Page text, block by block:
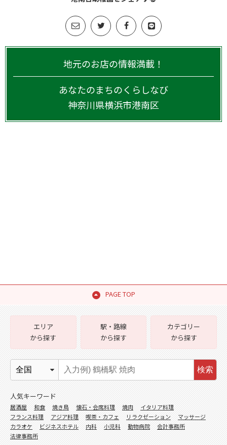
地元のお店の情報満載！
あなたのまちのくらしなび
神奈川県横浜市港南区
PAGE TOP
エリア
から探す
駅・路線
から探す
カテゴリー
から探す
検索
人気キーワード
居酒屋 和食 焼き鳥 懐石・会席料理 焼肉
イタリア料理
フランス料理
アジア料理 喫茶・カフェ リラクゼーション
マッサージ
カラオケ
ビジネスホテル 内科 小児科 動物病院
会計事務所
法律事務所